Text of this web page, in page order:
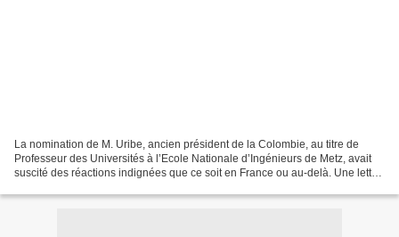
La nomination de M. Uribe, ancien président de la Colombie, au titre de
Professeur des Universités à l’Ecole Nationale d’Ingénieurs de Metz, avait
suscité des réactions indignées que ce soit en France ou au-delà. Une lettre